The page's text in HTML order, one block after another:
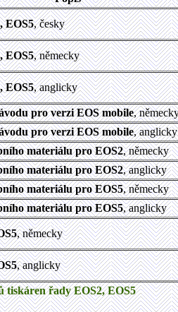
EOS5, česky
EOS5, německy
EOS5, anglicky
pro verzi EOS mobile,
pro verzi EOS mobile, anglicky
materiálu pro EOS2, německy
materiálu pro EOS2, anglicky
materiálu pro EOS5, německy
materiálu pro EOS5, anglicky
, německy
, anglicky
tiskáren řady EOS2, EOS5